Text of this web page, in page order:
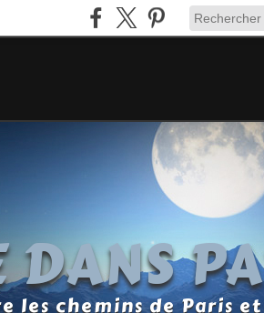
DANS
les chemins de Paris et